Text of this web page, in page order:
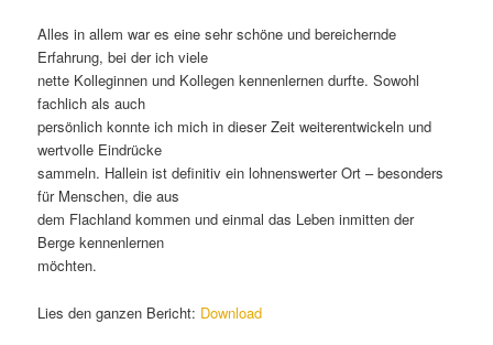
Alles in allem war es eine sehr schöne und bereichernde
Erfahrung, bei der ich viele
nette Kolleginnen und Kollegen kennenlernen durfte. Sowohl
fachlich als auch
persönlich konnte ich mich in dieser Zeit weiterentwickeln und
wertvolle Eindrücke
sammeln. Hallein ist definitiv ein lohnenswerter Ort – besonders
für Menschen, die aus
dem Flachland kommen und einmal das Leben inmitten der
Berge kennenlernen
möchten.
Lies den ganzen Bericht: Download